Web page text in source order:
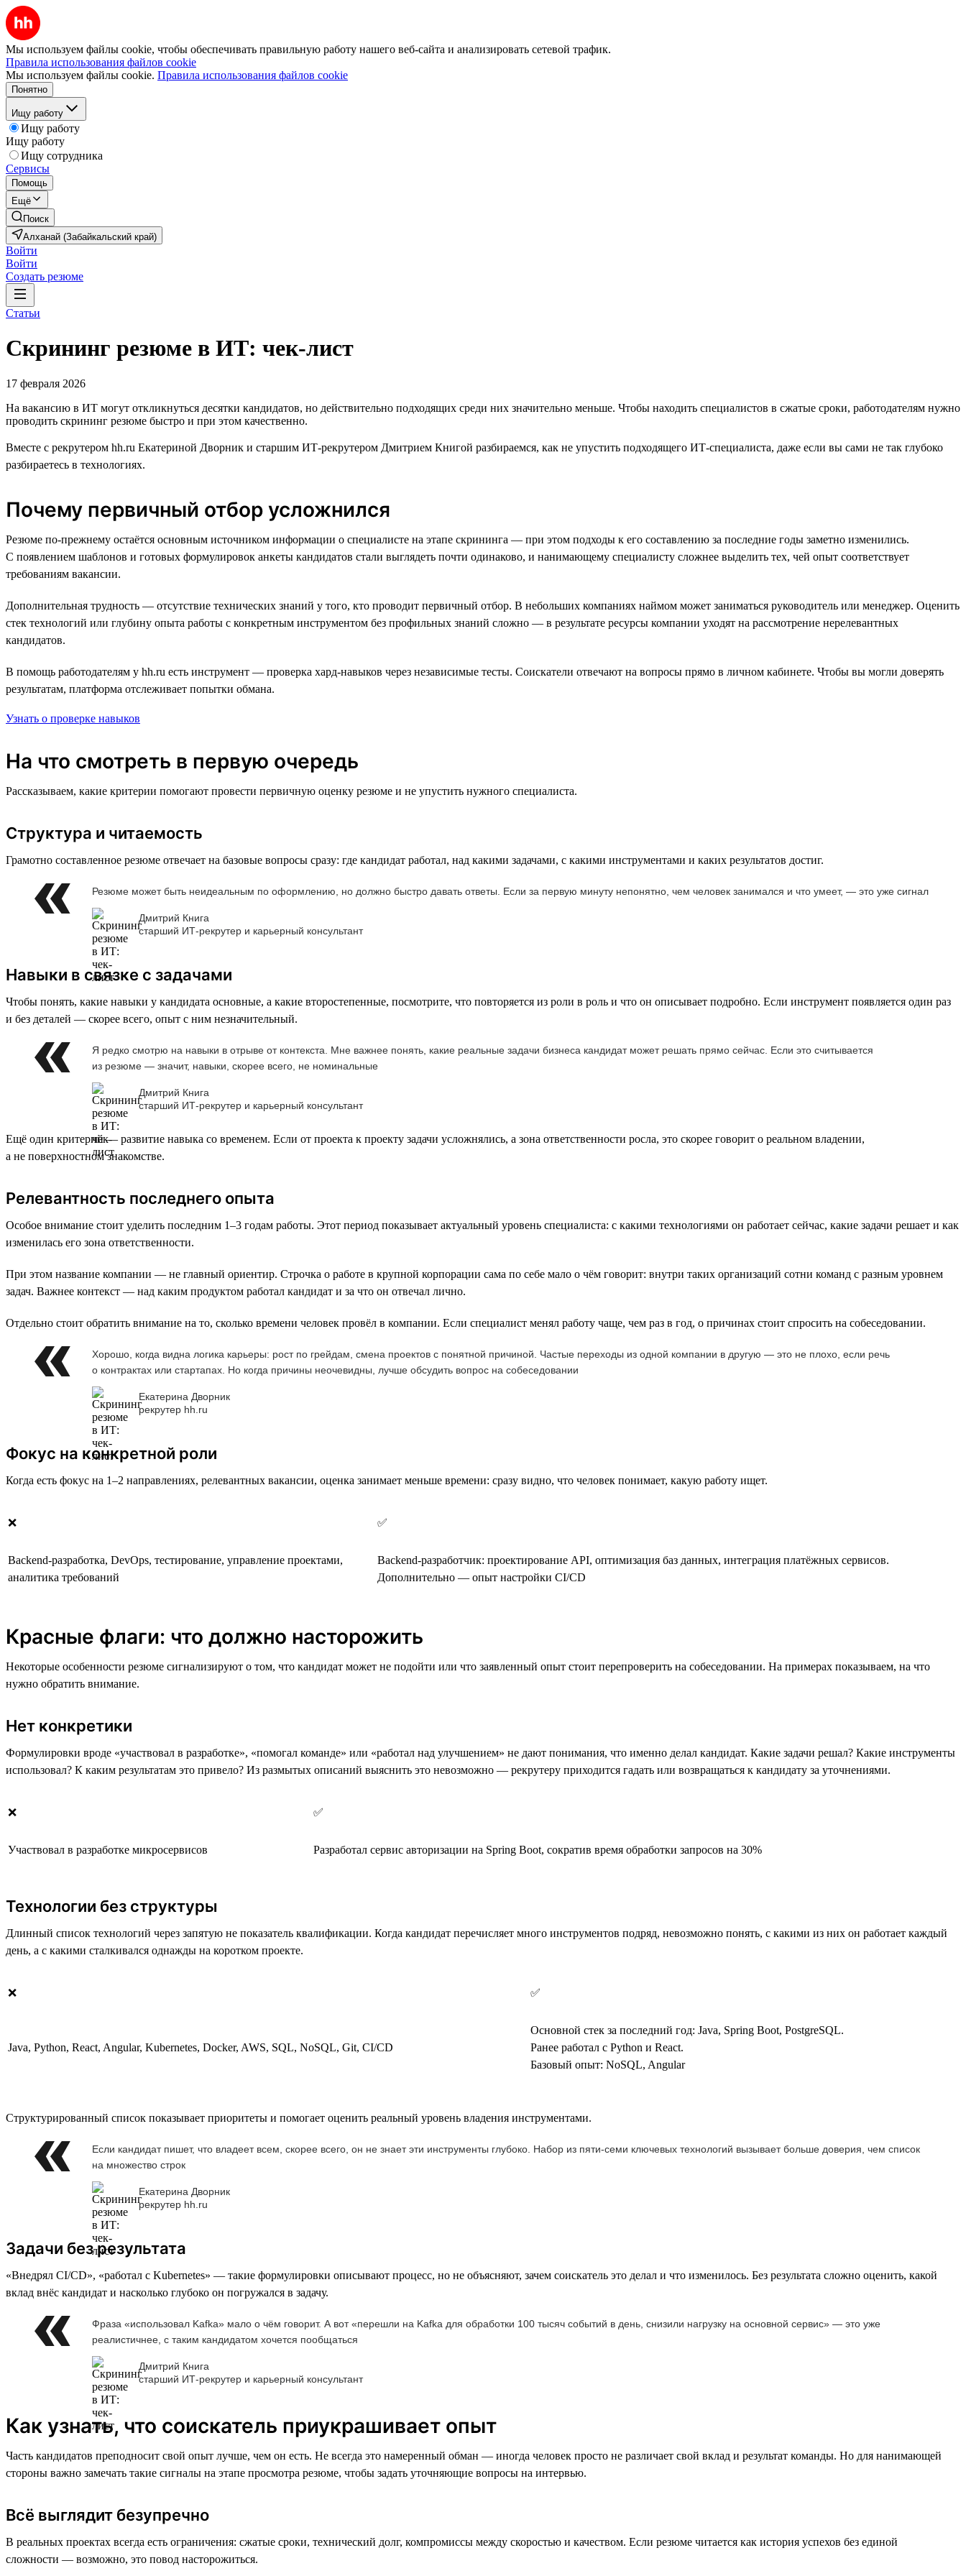
Мы используем файлы cookie, чтобы обеспечивать правильную работу нашего веб-сайта и анализировать сетевой трафик.
Правила использования файлов cookie
Мы используем файлы cookie. Правила использования файлов cookie
Понятно
Ищу работу
Ищу работу
Ищу работу
Ищу сотрудника
Сервисы
Помощь
Ещё
Поиск
Алханай (Забайкальский край)
Войти
Войти
Создать резюме
Статьи
Скрининг резюме в ИТ: чек-лист
17 февраля 2026
На вакансию в ИТ могут откликнуться десятки кандидатов, но действительно подходящих среди них значительно меньше. Чтобы находить специалистов в сжатые сроки, работодателям нужно
проводить скрининг резюме быстро и при этом качественно.
Вместе с рекрутером hh.ru Екатериной Дворник и старшим ИТ-рекрутером Дмитрием Книгой разбираемся, как не упустить подходящего ИТ-специалиста, даже если вы сами не так глубоко
разбираетесь в технологиях.
Почему первичный отбор усложнился
Резюме по-прежнему остаётся основным источником информации о специалисте на этапе скрининга — при этом подходы к его составлению за последние годы заметно изменились.
С появлением шаблонов и готовых формулировок анкеты кандидатов стали выглядеть почти одинаково, и нанимающему специалисту сложнее выделить тех, чей опыт соответствует
требованиям вакансии.
Дополнительная трудность — отсутствие технических знаний у того, кто проводит первичный отбор. В небольших компаниях наймом может заниматься руководитель или менеджер. Оценить
стек технологий или глубину опыта работы с конкретным инструментом без профильных знаний сложно — в результате ресурсы компании уходят на рассмотрение нерелевантных
кандидатов.
В помощь работодателям у hh.ru есть инструмент — проверка хард-навыков через независимые тесты. Соискатели отвечают на вопросы прямо в личном кабинете. Чтобы вы могли доверять
результатам, платформа отслеживает попытки обмана.
Узнать о проверке навыков
На что смотреть в первую очередь
Рассказываем, какие критерии помогают провести первичную оценку резюме и не упустить нужного специалиста.
Структура и читаемость
Грамотно составленное резюме отвечает на базовые вопросы сразу: где кандидат работал, над какими задачами, с какими инструментами и каких результатов достиг.
Резюме может быть неидеальным по оформлению, но должно быстро давать ответы. Если за первую минуту непонятно, чем человек занимался и что умеет, — это уже сигнал
Дмитрий Книга
старший ИТ-рекрутер и карьерный консультант
Навыки в связке с задачами
Чтобы понять, какие навыки у кандидата основные, а какие второстепенные, посмотрите, что повторяется из роли в роль и что он описывает подробно. Если инструмент появляется один раз
и без деталей — скорее всего, опыт с ним незначительный.
Я редко смотрю на навыки в отрыве от контекста. Мне важнее понять, какие реальные задачи бизнеса кандидат может решать прямо сейчас. Если это считывается
из резюме — значит, навыки, скорее всего, не номинальные
Дмитрий Книга
старший ИТ-рекрутер и карьерный консультант
Ещё один критерий — развитие навыка со временем. Если от проекта к проекту задачи усложнялись, а зона ответственности росла, это скорее говорит о реальном владении,
а не поверхностном знакомстве.
Релевантность последнего опыта
Особое внимание стоит уделить последним 1–3 годам работы. Этот период показывает актуальный уровень специалиста: с какими технологиями он работает сейчас, какие задачи решает и как
изменилась его зона ответственности.
При этом название компании — не главный ориентир. Строчка о работе в крупной корпорации сама по себе мало о чём говорит: внутри таких организаций сотни команд с разным уровнем
задач. Важнее контекст — над каким продуктом работал кандидат и за что он отвечал лично.
Отдельно стоит обратить внимание на то, сколько времени человек провёл в компании. Если специалист менял работу чаще, чем раз в год, о причинах стоит спросить на собеседовании.
Хорошо, когда видна логика карьеры: рост по грейдам, смена проектов с понятной причиной. Частые переходы из одной компании в другую — это не плохо, если речь
о контрактах или стартапах. Но когда причины неочевидны, лучше обсудить вопрос на собеседовании
Екатерина Дворник
рекрутер hh.ru
Фокус на конкретной роли
Когда есть фокус на 1–2 направлениях, релевантных вакансии, оценка занимает меньше времени: сразу видно, что человек понимает, какую работу ищет.
❌ ✅
Backend-разработка, DevOps, тестирование, управление проектами,
аналитика требований
Backend-разработчик: проектирование API, оптимизация баз данных, интеграция платёжных сервисов.
Дополнительно — опыт настройки CI/CD
Красные флаги: что должно насторожить
Некоторые особенности резюме сигнализируют о том, что кандидат может не подойти или что заявленный опыт стоит перепроверить на собеседовании. На примерах показываем, на что
нужно обратить внимание.
Нет конкретики
Формулировки вроде «участвовал в разработке», «помогал команде» или «работал над улучшением» не дают понимания, что именно делал кандидат. Какие задачи решал? Какие инструменты
использовал? К каким результатам это привело? Из размытых описаний выяснить это невозможно — рекрутеру приходится гадать или возвращаться к кандидату за уточнениями.
❌ ✅
Участвовал в разработке микросервисов Разработал сервис авторизации на Spring Boot, сократив время обработки запросов на 30%
Технологии без структуры
Длинный список технологий через запятую не показатель квалификации. Когда кандидат перечисляет много инструментов подряд, невозможно понять, с какими из них он работает каждый
день, а с какими сталкивался однажды на коротком проекте.
❌ ✅
Java, Python, React, Angular, Kubernetes, Docker, AWS, SQL, NoSQL, Git, CI/CD
Основной стек за последний год: Java, Spring Boot, PostgreSQL.
Ранее работал с Python и React.
Базовый опыт: NoSQL, Angular
Структурированный список показывает приоритеты и помогает оценить реальный уровень владения инструментами.
Если кандидат пишет, что владеет всем, скорее всего, он не знает эти инструменты глубоко. Набор из пяти-семи ключевых технологий вызывает больше доверия, чем список
на множество строк
Екатерина Дворник
рекрутер hh.ru
Задачи без результата
«Внедрял CI/CD», «работал с Kubernetes» — такие формулировки описывают процесс, но не объясняют, зачем соискатель это делал и что изменилось. Без результата сложно оценить, какой
вклад внёс кандидат и насколько глубоко он погружался в задачу.
Фраза «использовал Kafka» мало о чём говорит. А вот «перешли на Kafka для обработки 100 тысяч событий в день, снизили нагрузку на основной сервис» — это уже
реалистичнее, с таким кандидатом хочется пообщаться
Дмитрий Книга
старший ИТ-рекрутер и карьерный консультант
Как узнать, что соискатель приукрашивает опыт
Часть кандидатов преподносит свой опыт лучше, чем он есть. Не всегда это намеренный обман — иногда человек просто не различает свой вклад и результат команды. Но для нанимающей
стороны важно замечать такие сигналы на этапе просмотра резюме, чтобы задать уточняющие вопросы на интервью.
Всё выглядит безупречно
В реальных проектах всегда есть ограничения: сжатые сроки, технический долг, компромиссы между скоростью и качеством. Если резюме читается как история успехов без единой
сложности — возможно, это повод насторожиться.